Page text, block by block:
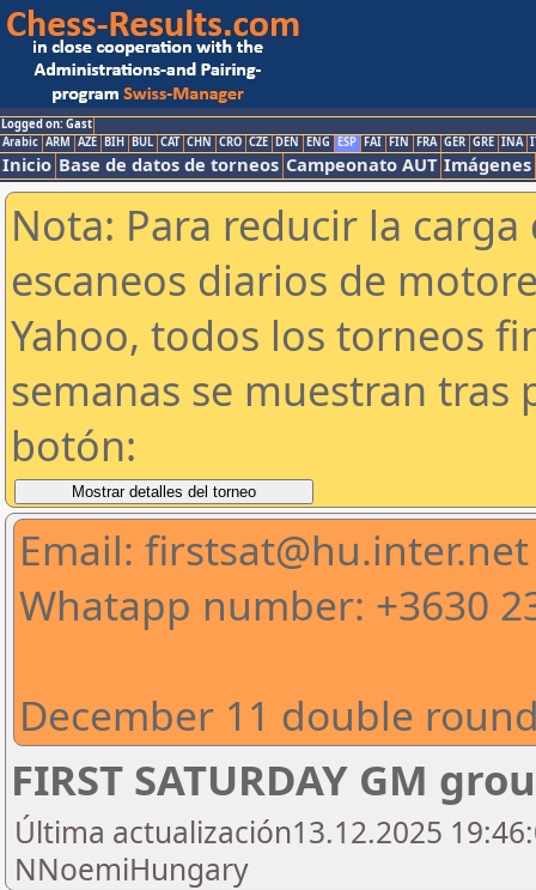
Logged on: Gast
Arabic ARM AZE BIH BUL CAT CHN CRO CZE DEN ENG ESP FAI FIN FRA GER GRE INA
Inicio Base de datos de torneos Campeonato AUT Imágenes
Nota: Para reducir la
escaneos diarios de
Yahoo, todos los torneos
semanas se muestran tras
botón:
Email: firstsat@hu.inter.net
Whatapp number: +3630
December 11 double
FIRST SATURDAY GM
Última actualización13.12.2025
NNoemiHungary